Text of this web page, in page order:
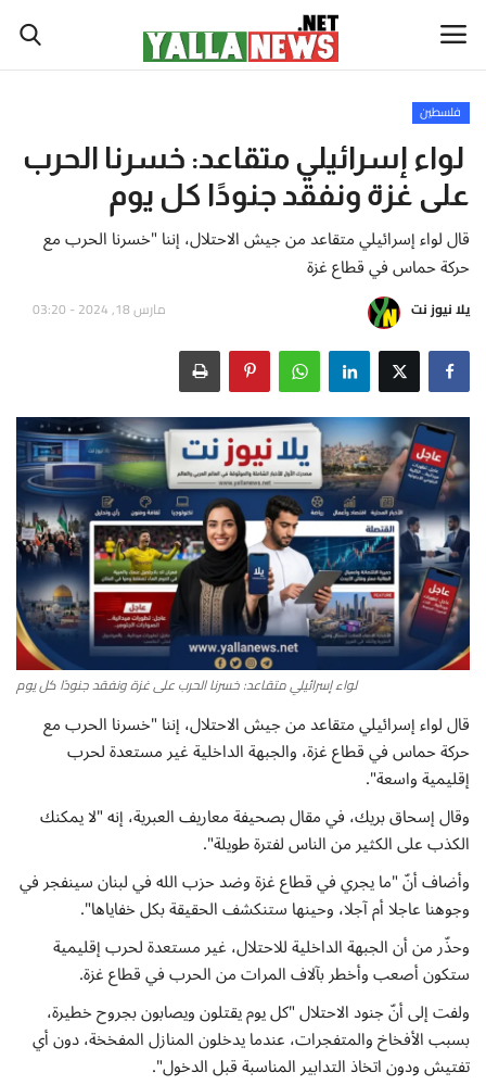
أخبار العالم
أخبار الوطن العربي
سياسة واقتصاد
رياضة
ثقافة وفن
تكنولوجيا وعلوم
صحة ولياقة
أطباق من المطابخ العربية
سياحة وسفر
منوعات عامة
جاليري الفن التشكيلي
من نحن
سياسة الخصوصية
البنود والشروط
رئيس التحرير
إتصل بنا
فلسطين
لواء إسرائيلي متقاعد: خسرنا الحرب
على غزة ونفقد جنودًا كل يوم
قال لواء إسرائيلي متقاعد من جيش الاحتلال، إننا "خسرنا الحرب مع
حركة حماس في قطاع غزة
يلا نيوز نت مارس 18, 2024 - 03:20
لواء إسرائيلي متقاعد: خسرنا الحرب على غزة ونفقد جنودًا كل يوم
قال لواء إسرائيلي متقاعد من جيش الاحتلال، إننا "خسرنا الحرب مع
حركة حماس في قطاع غزة، والجبهة الداخلية غير مستعدة لحرب
إقليمية واسعة".
وقال إسحاق بريك، في مقال بصحيفة معاريف العبرية، إنه "لا يمكنك
الكذب على الكثير من الناس لفترة طويلة".
وأضاف أنّ "ما يجري في قطاع غزة وضد حزب الله في لبنان سينفجر في
وجوهنا عاجلا أم آجلا، وحينها ستنكشف الحقيقة بكل خفاياها".
وحذّر من أن الجبهة الداخلية للاحتلال، غير مستعدة لحرب إقليمية
ستكون أصعب وأخطر بآلاف المرات من الحرب في قطاع غزة.
ولفت إلى أنّ جنود الاحتلال "كل يوم يقتلون ويصابون بجروح خطيرة،
بسبب الأفخاخ والمتفجرات، عندما يدخلون المنازل المفخخة، دون أي
تفتيش ودون اتخاذ التدابير المناسبة قبل الدخول".